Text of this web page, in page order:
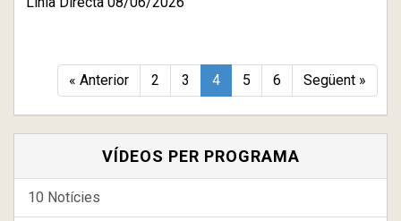
« Anterior 2 3 4 5 6 Següent »
VÍDEOS PER PROGRAMA
10 Notícies